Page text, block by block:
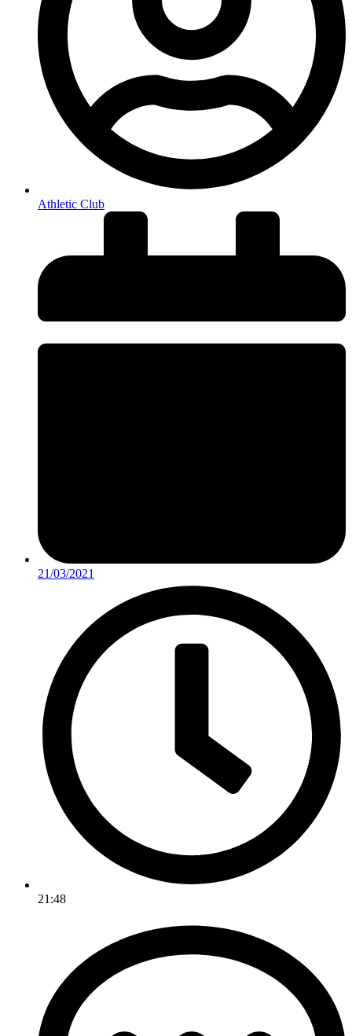
Athletic Club
21/03/2021
21:48